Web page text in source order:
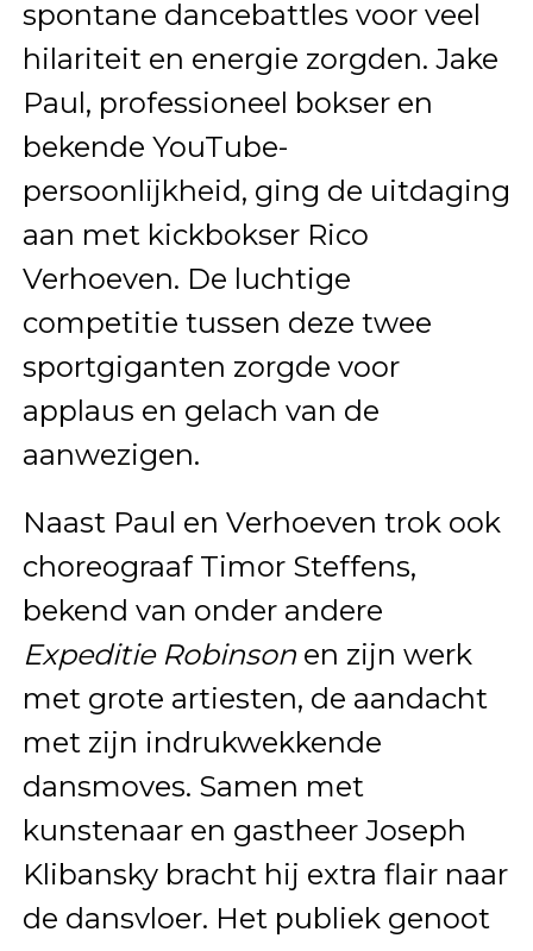
spontane dancebattles voor veel
hilariteit en energie zorgden. Jake
Paul, professioneel bokser en
bekende YouTube-
persoonlijkheid, ging de uitdaging
aan met kickbokser Rico
Verhoeven. De luchtige
competitie tussen deze twee
sportgiganten zorgde voor
applaus en gelach van de
aanwezigen.
Naast Paul en Verhoeven trok ook
choreograaf Timor Steffens,
bekend van onder andere
Expeditie Robinsonen zijn werk
met grote artiesten, de aandacht
met zijn indrukwekkende
dansmoves. Samen met
kunstenaar en gastheer Joseph
Klibansky bracht hij extra flair naar
de dansvloer. Het publiek genoot